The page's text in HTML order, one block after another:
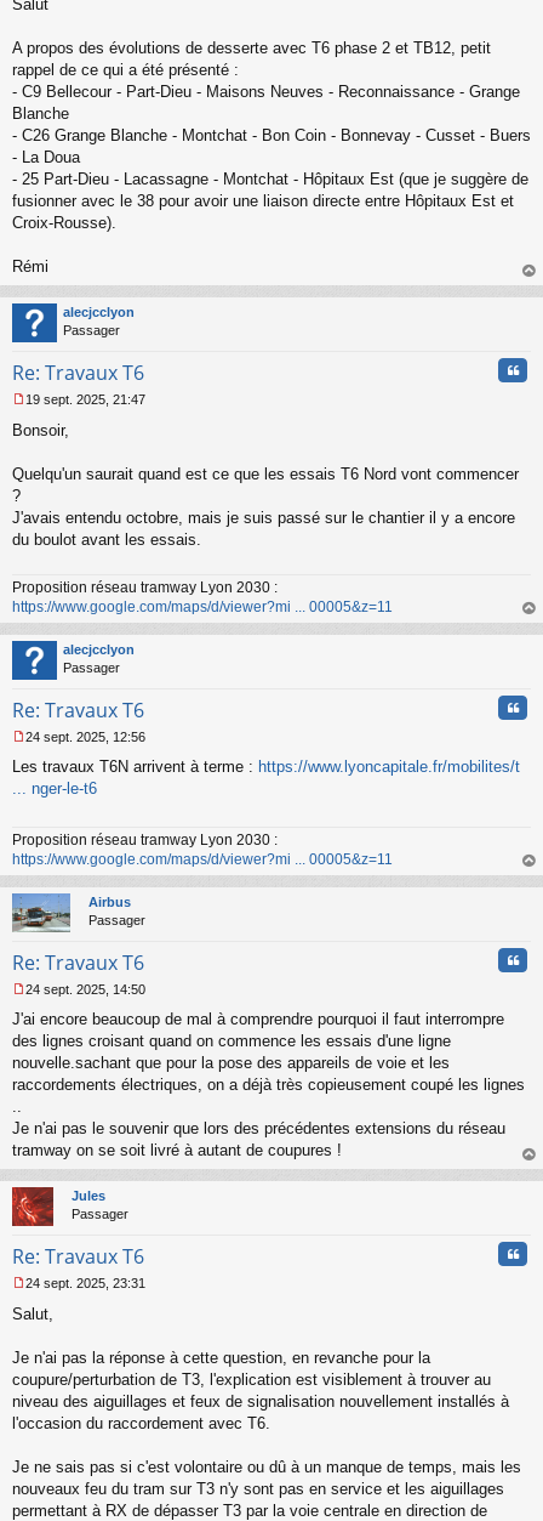
e
s
a
g
e
n
o
n
l
u
Salut
A propos des évolutions de desserte avec T6 phase 2 et TB12, petit
rappel de ce qui a été présenté :
- C9 Bellecour - Part-Dieu - Maisons Neuves - Reconnaissance - Grange
Blanche
- C26 Grange Blanche - Montchat - Bon Coin - Bonnevay - Cusset - Buers
- La Doua
- 25 Part-Dieu - Lacassagne - Montchat - Hôpitaux Est (que je suggère de
fusionner avec le 38 pour avoir une liaison directe entre Hôpitaux Est et
Croix-Rousse).
Rémi
au
alecjcclyon
Passager
Re: Travaux T6
e
e
n
l
u
19 sept. 2025, 21:47
Bonsoir,
Quelqu'un saurait quand est ce que les essais T6 Nord vont commencer
?
J'avais entendu octobre, mais je suis passé sur le chantier il y a encore
du boulot avant les essais.
Proposition réseau tramway Lyon 2030 :
https://www.google.com/maps/d/viewer?mi ... 00005&z=11
au
alecjcclyon
Passager
Re: Travaux T6
e
s
g
e
n
o
n
l
24 sept. 2025, 12:56
Les travaux T6N arrivent à terme : https://www.lyoncapitale.fr/mobilites/t
... nger-le-t6
Proposition réseau tramway Lyon 2030 :
https://www.google.com/maps/d/viewer?mi ... 00005&z=11
au
Airbus
Passager
Re: Travaux T6
e
s
s
g
n
o
n
l
u
24 sept. 2025, 14:50
J'ai encore beaucoup de mal à comprendre pourquoi il faut interrompre
des lignes croisant quand on commence les essais d'une ligne
nouvelle.sachant que pour la pose des appareils de voie et les
raccordements électriques, on a déjà très copieusement coupé les lignes
..
Je n'ai pas le souvenir que lors des précédentes extensions du réseau
tramway on se soit livré à autant de coupures !
au
Jules
Passager
Re: Travaux T6
e
g
e
n
u
24 sept. 2025, 23:31
Salut,
Je n'ai pas la réponse à cette question, en revanche pour la
coupure/perturbation de T3, l'explication est visiblement à trouver au
niveau des aiguillages et feux de signalisation nouvellement installés à
l'occasion du raccordement avec T6.
Je ne sais pas si c'est volontaire ou dû à un manque de temps, mais les
nouveaux feu du tram sur T3 n'y sont pas en service et les aiguillages
permettant à RX de dépasser T3 par la voie centrale en direction de